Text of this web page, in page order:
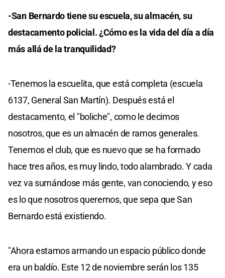
-San Bernardo tiene su escuela, su almacén, su
destacamento policial. ¿Cómo es la vida del día a día
más allá de la tranquilidad?
-Tenemos la escuelita, que está completa (escuela
6137, General San Martín). Después está el
destacamento, el "boliche", como le decimos
nosotros, que es un almacén de ramos generales.
Tenemos el club, que es nuevo que se ha formado
hace tres años, es muy lindo, todo alambrado. Y cada
vez va sumándose más gente, van conociendo, y eso
es lo que nosotros queremos, que sepa que San
Bernardo está existiendo.
"Ahora estamos armando un espacio público donde
era un baldío. Este 12 de noviembre serán los 135